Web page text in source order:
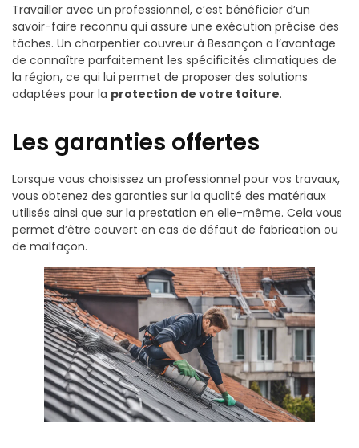
Travailler avec un professionnel, c’est bénéficier d’un
savoir-faire reconnu qui assure une exécution précise des
tâches. Un charpentier couvreur à Besançon a l’avantage
de connaître parfaitement les spécificités climatiques de
la région, ce qui lui permet de proposer des solutions
adaptées pour la protection de votre toiture.
Les garanties offertes
Lorsque vous choisissez un professionnel pour vos travaux,
vous obtenez des garanties sur la qualité des matériaux
utilisés ainsi que sur la prestation en elle-même. Cela vous
permet d’être couvert en cas de défaut de fabrication ou
de malfaçon.